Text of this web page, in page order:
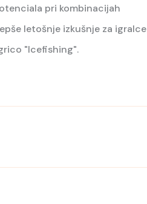
pri kombinacijah
letošnje izkušnje za igralce
"Icefishing".